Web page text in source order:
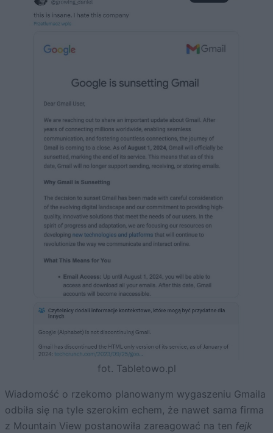
fot. Tabletowo.pl
Wiadomość o rzekomo planowanym wygaszeniu Gmaila
odbiła się na tyle szerokim echem, że nawet sama firma
z Mountain View postanowiła zareagować na ten fejk